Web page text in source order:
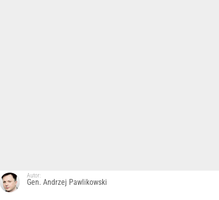
Autor:
Gen. Andrzej Pawlikowski